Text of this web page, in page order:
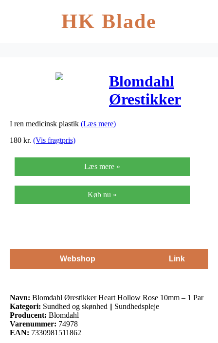
HK Blade
Blomdahl
Ørestikker
Heart Hollow
1 Par
I ren medicinsk plastik (Læs mere)
180 kr. (Vis fragtpris)
Læs mere »
Køb nu »
Webshop Link
Navn: Blomdahl Ørestikker Heart Hollow Rose 10mm – 1 Par
Kategori: Sundhed og skønhed || Sundhedspleje
Producent: Blomdahl
Varenummer: 74978
EAN: 7330981511862